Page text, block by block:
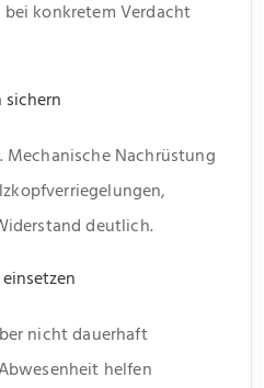
konkretem Verdacht
sichern
Mechanische Nachrüstung
deutlich.
nicht dauerhaft
helfen